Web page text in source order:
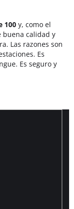
100 y, como el
buena calidad y
Las razones son
Es
Es seguro y